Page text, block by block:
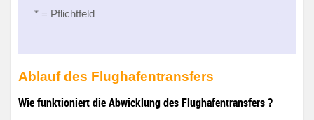
Ablauf des Flughafentransfers
Wie funktioniert die Abwicklung des Flughafentransfers ?